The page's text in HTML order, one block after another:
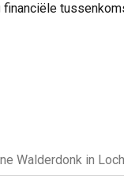
Walderdonk in